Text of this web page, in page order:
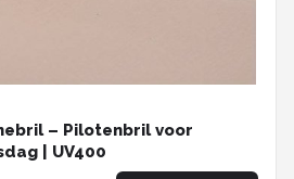
– Pilotenbril voor
| UV400